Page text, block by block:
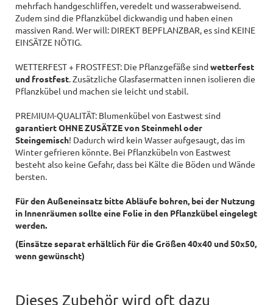
mehrfach handgeschliffen, veredelt und wasserabweisend.
Zudem sind die Pflanzkübel dickwandig und haben einen
massiven Rand. Wer will: DIREKT BEPFLANZBAR, es sind KEINE
EINSÄTZE NÖTIG.
WETTERFEST + FROSTFEST: Die Pflanzgefäße sindwetterfest
und frostfest . Zusätzliche Glasfasermatten innen isolieren die
Pflanzkübel und machen sie leicht und stabil.
PREMIUM-QUALITÄT: Blumenkübel von Eastwest sind
garantiert OHNE ZUSÄTZE von Steinmehl oder
Steingemisch! Dadurch wird kein Wasser aufgesaugt, das im
Winter gefrieren könnte. Bei Pflanzkübeln von Eastwest
besteht also keine Gefahr, dass bei Kälte die Böden und Wände
bersten.
Für den Außeneinsatz bitte Abläufe bohren, bei der Nutzung
in Innenräumen sollte eine Folie in den Pflanzkübel eingelegt
werden.
(Einsätze separat erhältlich für die Größen 40x40 und 50x50,
wenn gewünscht)
Dieses Zubehör wird oft dazu